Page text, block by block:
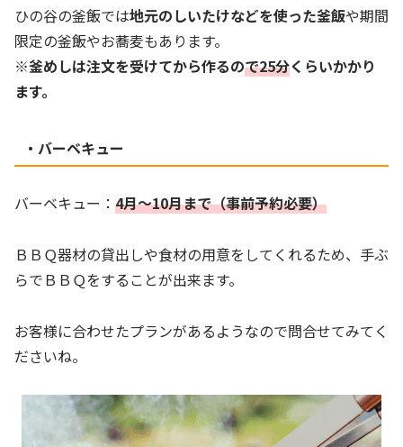
ひの谷の釜飯では地元のしいたけなどを使った釜飯や期間
限定の釜飯やお蕎麦もあります。
※釜めしは注文を受けてから作るので25分くらいかかり
ます。
・バーベキュー
バーベキュー： 4月～10月まで（事前予約必要）
ＢＢＱ器材の貸出しや食材の用意をしてくれるため、手ぶ
らでＢＢＱをすることが出来ます。
お客様に合わせたプランがあるようなので問合せてみてく
ださいね。